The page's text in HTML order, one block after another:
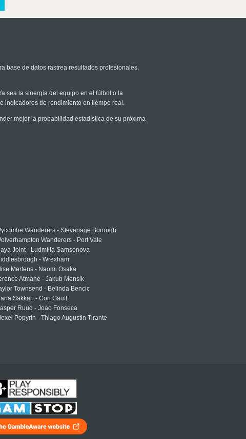
base de datos rastrea resultados profesionales,
sea la sinergia del equipo en el fútbol o la
indicadores de rendimiento en tiempo real.
mejor la probabilidad estadística de su próxima
Wanderers - Stevenage Borough
Wanderers - Port Vale
Joint - Ludmilla Samsonova
- Wrexham
Mertens - Naomi Osaka
Atmane - Jakub Mensik
Townsend - Belinda Bencic
Sakkari - Cori Gauff
Ruud - Joao Fonseca
Popyrin - Thiago Augustin Tirante